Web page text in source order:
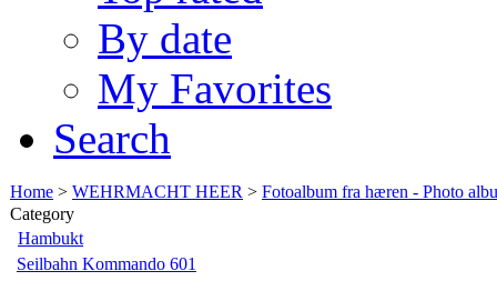
By date
My Favorites
Search
Home > WEHRMACHT HEER > Fotoalbum fra hæren - Photo
Category
Hambukt
Seilbahn Kommando 601